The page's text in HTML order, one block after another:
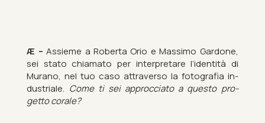
Æ – As­sieme a Roberta Orio e Massimo Gardone,
sei stato chiam­ato per in­ter­p­retare l’iden­tità di
Mur­ano, nel tuo caso at­tra­verso la fo­to­grafia in­
dus­triale. Come ti sei ap­p­roc­ci­ato a questo pro­
getto cor­ale?